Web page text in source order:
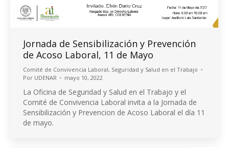
Jornada de Sensibilización y Prevención
de Acoso Laboral, 11 de Mayo
Comité de Convivencia Laboral, Seguridad y Salud en el Trabajo
Por UDENAR mayo 10, 2022
La Oficina de Seguridad y Salud en el Trabajo y el
Comité de Convivencia Laboral invita a la Jornada de
Sensibilización y Prevencion de Acoso Laboral el día 11
de mayo.